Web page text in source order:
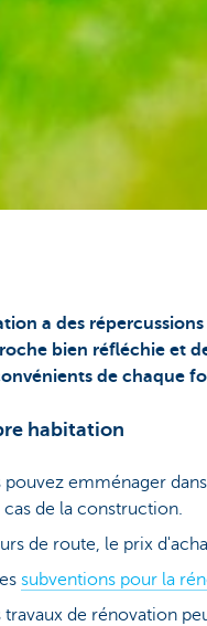
a des
bien réfléchie et
de chaque
habitation
emménager
de la construction.
de route, le prix
subventions pour la
de rénovation